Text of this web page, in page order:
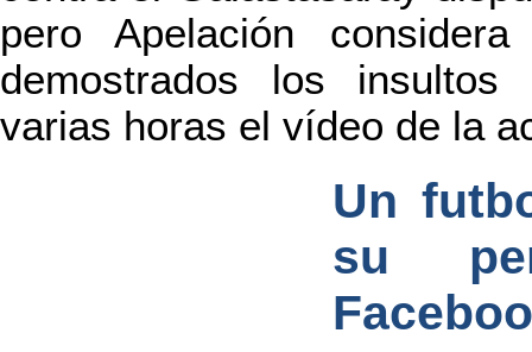
pero Apelación
demostrados los
varias horas el vídeo de la
Un
su